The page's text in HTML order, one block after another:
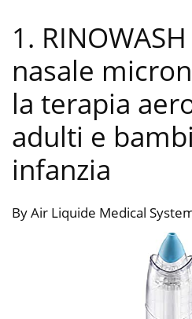
1.
nasale
la terapia
adulti e
infanzia
By Air Liquide Medical